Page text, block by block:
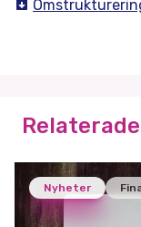
Nyheter